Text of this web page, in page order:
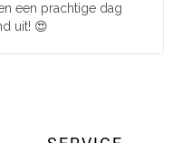
een prachtige dag
uit! 😍